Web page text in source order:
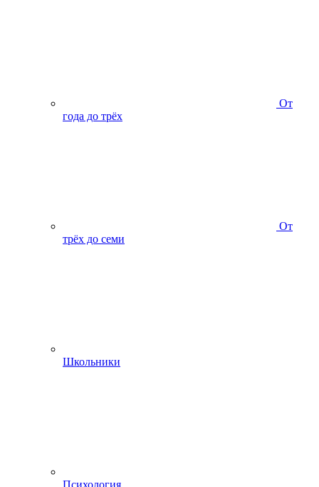
От
года до трёх
От
трёх до семи
Школьники
Психология